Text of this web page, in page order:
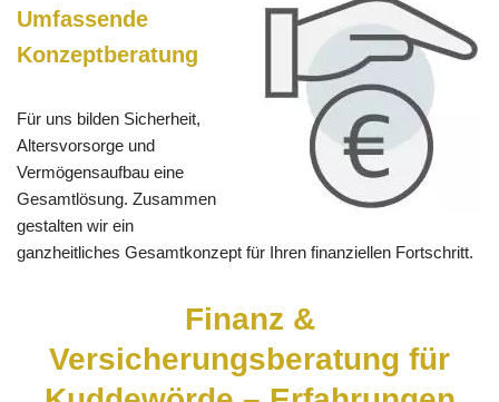
Umfassende
Konzeptberatung
Für uns bilden Sicherheit,
Altersvorsorge und
Vermögensaufbau eine
Gesamtlösung. Zusammen
gestalten wir ein
ganzheitliches Gesamtkonzept für Ihren finanziellen Fortschritt.
Finanz &
Versicherungsberatung für